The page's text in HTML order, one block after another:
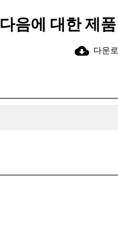
다음에 대한 제품
cloud_download 다운